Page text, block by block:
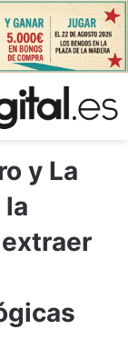
y La
la